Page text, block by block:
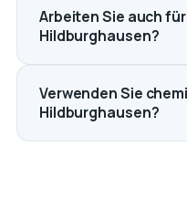
Arbeiten Sie auch
Hildburghausen?
Verwenden Sie
Hildburghausen?